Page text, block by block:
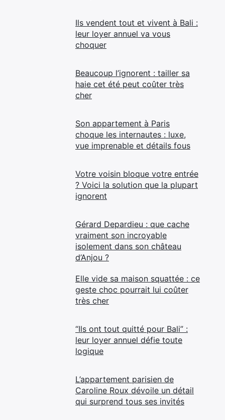
Ils vendent tout et vivent à Bali :
leur loyer annuel va vous
choquer
Beaucoup l’ignorent : tailler sa
haie cet été peut coûter très
cher
Son appartement à Paris
choque les internautes : luxe,
vue imprenable et détails fous
Votre voisin bloque votre entrée
? Voici la solution que la plupart
ignorent
Gérard Depardieu : que cache
vraiment son incroyable
isolement dans son château
d’Anjou ?
Elle vide sa maison squattée : ce
geste choc pourrait lui coûter
très cher
“Ils ont tout quitté pour Bali” :
leur loyer annuel défie toute
logique
L’appartement parisien de
Caroline Roux dévoile un détail
qui surprend tous ses invités